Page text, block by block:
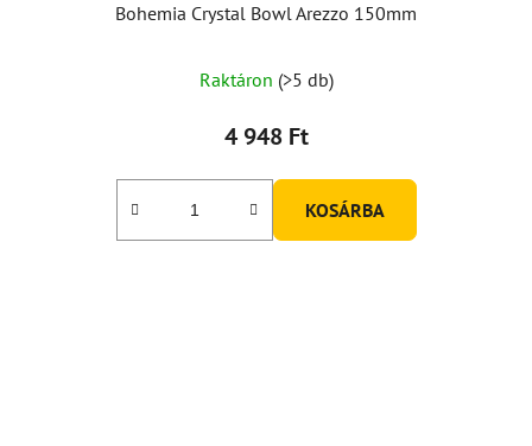
Bohemia Crystal Bowl Arezzo 150mm
Raktáron (>5 db)
4 948 Ft
KOSÁRBA